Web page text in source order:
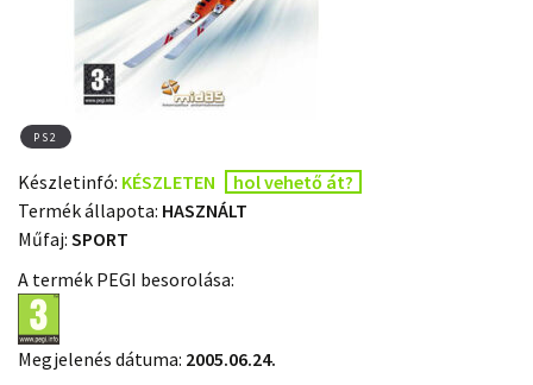
PS2
Készletinfó: KÉSZLETEN
hol vehető át?
Termék állapota: HASZNÁLT
Műfaj: SPORT
A termék PEGI besorolása:
Megjelenés dátuma: 2005.06.24.